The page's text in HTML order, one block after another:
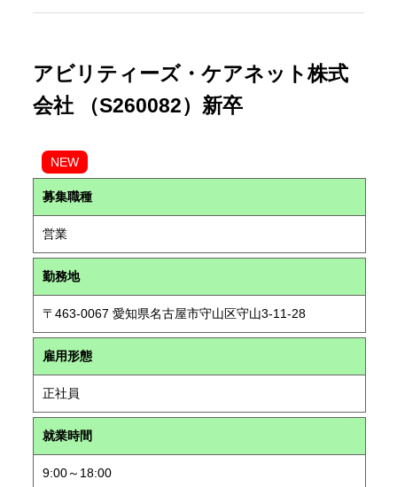
アビリティーズ・ケアネット株式
会社 （S260082）新卒
NEW
募集職種
営業
勤務地
〒463-0067 愛知県名古屋市守山区守山3-11-28
雇用形態
正社員
就業時間
9:00～18:00